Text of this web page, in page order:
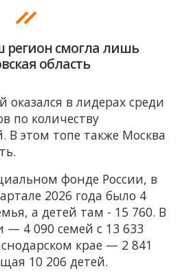
регион смогла лишь
область
оказался в лидерах среди
по количеству
В этом топе также Москва
фонде России, в
2026 года было 4
а детей там - 15 760. В
— 4 090 семей с 13 633
крае — 2 841
10 206 детей.